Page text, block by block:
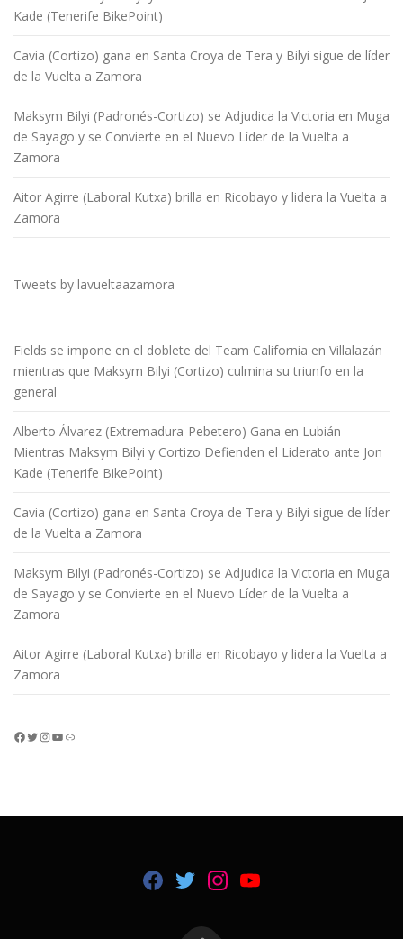
Kade (Tenerife BikePoint)
Cavia (Cortizo) gana en Santa Croya de Tera y Bilyi sigue de líder
de la Vuelta a Zamora
Maksym Bilyi (Padronés-Cortizo) se Adjudica la Victoria en Muga
de Sayago y se Convierte en el Nuevo Líder de la Vuelta a
Zamora
Aitor Agirre (Laboral Kutxa) brilla en Ricobayo y lidera la Vuelta a
Zamora
Tweets by lavueltaazamora
Fields se impone en el doblete del Team California en Villalazán
mientras que Maksym Bilyi (Cortizo) culmina su triunfo en la
general
Alberto Álvarez (Extremadura-Pebetero) Gana en Lubián
Mientras Maksym Bilyi y Cortizo Defienden el Liderato ante Jon
Kade (Tenerife BikePoint)
Cavia (Cortizo) gana en Santa Croya de Tera y Bilyi sigue de líder
de la Vuelta a Zamora
Maksym Bilyi (Padronés-Cortizo) se Adjudica la Victoria en Muga
de Sayago y se Convierte en el Nuevo Líder de la Vuelta a
Zamora
Aitor Agirre (Laboral Kutxa) brilla en Ricobayo y lidera la Vuelta a
Zamora
Facebook Twitter InstagramYouTube Enlace
F T I Y